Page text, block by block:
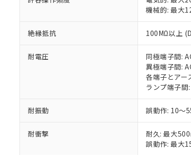
機械的: 最大
絶縁抵抗 100MΩ以上
耐電圧
同極端子間:
異極端子間:
各端子とア
ランプ端子
耐振動 誤動作: 10～
耐衝撃 耐久: 最大
誤動作: 最大
当社
在
い。
正式
当社
オム
在庫
す。
マイ
てい
が、
さい
※当
フタル酸ビ
ル（DBP）
但し、RoHS
フタル酸エ
※2 対応
部品在庫
※3 非含
下記の非
*中国
Pb(鉛)
DBP(フタル
※2 環境
「ｅ」：
「10」：
味します。
「－」：
など
ます
当社
当社
また
たし
号
○
△
－
空
白